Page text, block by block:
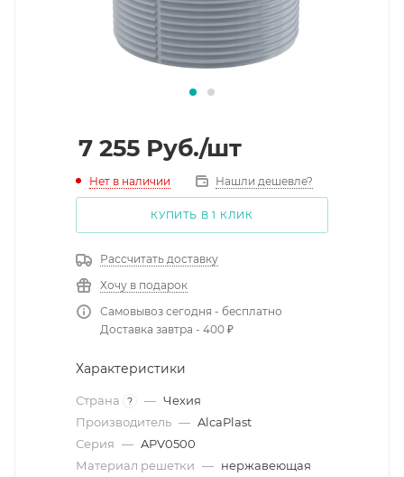
7 255 Руб./шт
Нет в наличии Нашли дешевле?
КУПИТЬ В 1 КЛИК
Рассчитать доставку
Хочу в подарок
Самовывоз сегодня - бесплатно
Доставка завтра - 400 ₽
Характеристики
Страна ? — Чехия
Производитель — AlcaPlast
Серия — APV0500
Материал решетки — нержавеющая